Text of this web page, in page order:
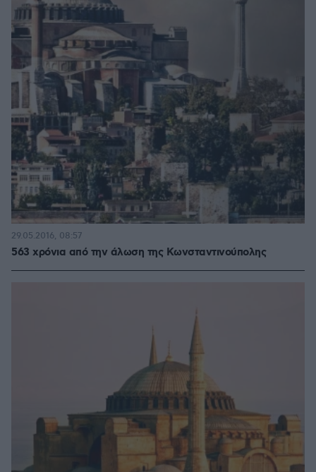
563 χρόνια από την άλωση της Κωνσταντινούπολης
29.05.2016, 08:57